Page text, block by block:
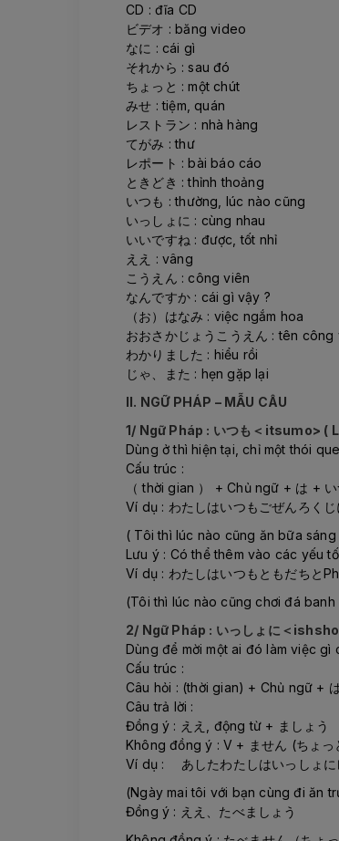
CD : đĩa CD
ビデオ : băng video
なに : cái gì
それから : sau đó
ちょっと : một chút
みせ : tiệm, quán
レストラン : nhà hàng
てがみ : thư
レポート : bài báo cáo
ときどき : thỉnh thoảng
いつも : thường, lúc nào cũng
いっしょに : cùng nhau
いいですね : được, tốt nhỉ
ええ : vâng
こうえん : công viên
なんですか : cái gì vậy ?
（お）はなみ : việc ngắm hoa
おおさかじょうこうえん : tên công
わかりました : hiểu rồi
じゃ、また : hẹn gặp lại
II. NGỮ PHÁP – MẪU CÂU
1/ Ngữ Pháp : いつも＜itsumo>
Dùng ở thì hiện tại, chỉ một thói
Cấu trúc :
（ thời gian ） + Chủ ngữ + は +
Ví dụ : わたしはいつもごぜんろくじ
( Tôi thì lúc nào cũng ăn bữa sáng
Lưu ý : Có thể thêm vào các yếu
Ví dụ : わたしはいつもともだちと
(Tôi thì lúc nào cũng chơi đá
2/ Ngữ Pháp : いっしょに＜
Dùng để mời một ai đó làm việc gì
Cấu trúc :
Câu hỏi : (thời gian) + Chủ ngữ +
Câu trả lời :
Đồng ý : ええ, động từ + ましょう
Không đồng ý : V + ません (ちょっ
Ví dụ : あしたわたしはいっしょに
(Ngày mai tôi với bạn cùng đi ăn
Đồng ý : ええ、たべましょう